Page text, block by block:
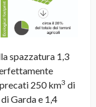
spazzatura 1,3
250 km3 di
Garda e 1,4